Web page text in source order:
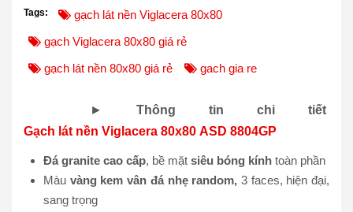
Tags:
gạch lát nền Viglacera 80x80
gạch Viglacera 80x80 giá rẻ
gạch lát nền 80x80 giá rẻ
gach gia re
► Thông tin chi tiết
Gạch lát nền Viglacera 80x80 ASD 8804GP
Đá granite cao cấp, bề mặt siêu bóng kính toàn phần
Màu vàng kem vân đá nhẹ random, 3 faces, hiện đại,
sang trọng